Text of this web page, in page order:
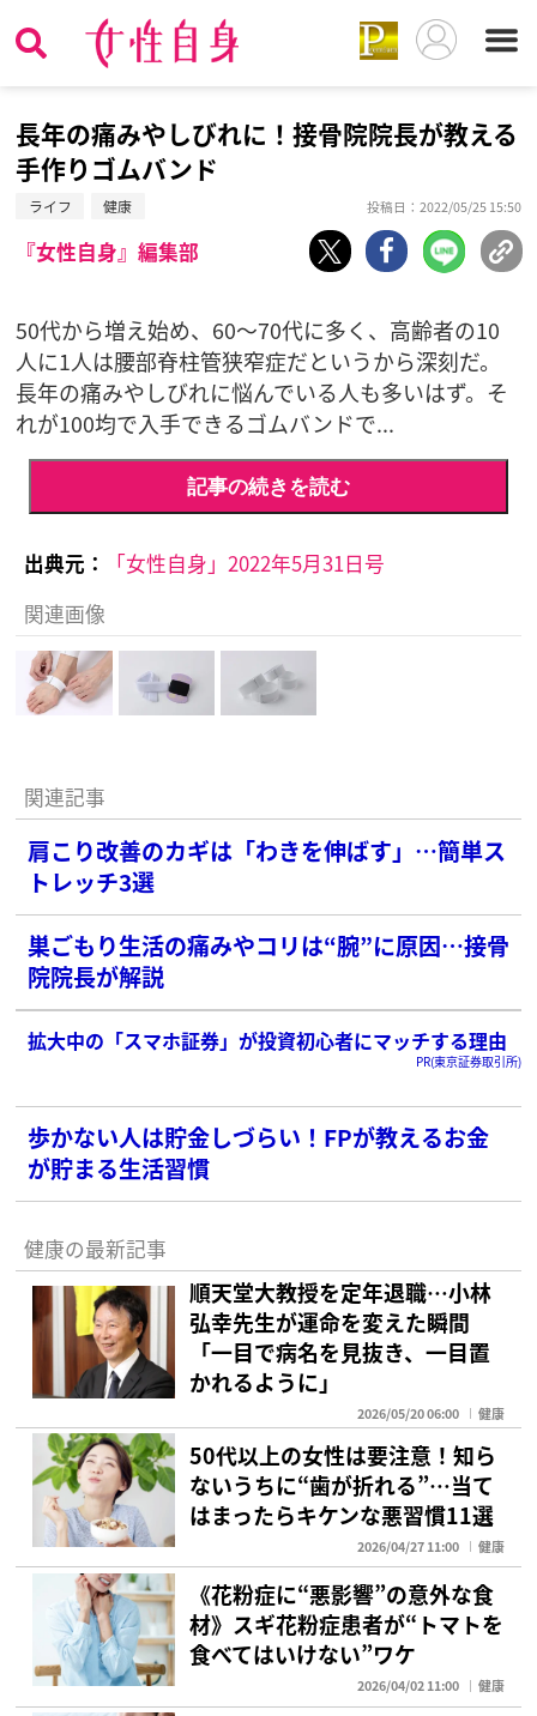
長年の痛みやしびれに！接骨院院長が教える
手作りゴムバンド
ライフ 健康 投稿日：2022/05/25 15:50
『女性自身』編集部
50代から増え始め、60～70代に多く、高齢者の10
人に1人は腰部脊柱管狭窄症だというから深刻だ。
長年の痛みやしびれに悩んでいる人も多いはず。そ
れが100均で入手できるゴムバンドで...
記事の続きを読む
出典元：
「女性自身」2022年5月31日号
関連画像
関連記事
肩こり改善のカギは「わきを伸ばす」…簡単ス
トレッチ3選
巣ごもり生活の痛みやコリは“腕”に原因…接骨
院院長が解説
拡大中の「スマホ証券」が投資初心者にマッチする理由
PR(東京証券取引所)
歩かない人は貯金しづらい！FPが教えるお金
が貯まる生活習慣
健康の最新記事
順天堂大教授を定年退職…小林
弘幸先生が運命を変えた瞬間
「一目で病名を見抜き、一目置
かれるように」
2026/05/20 06:00 健康
50代以上の女性は要注意！知ら
ないうちに“歯が折れる”…当て
はまったらキケンな悪習慣11選
2026/04/27 11:00 健康
《花粉症に“悪影響”の意外な食
材》スギ花粉症患者が“トマトを
食べてはいけない”ワケ
2026/04/02 11:00 健康